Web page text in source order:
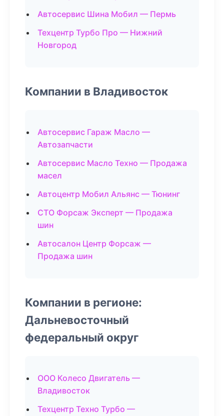
Автосервис Шина Мобил — Пермь
Техцентр Турбо Про — Нижний
Новгород
Компании в Владивосток
Автосервис Гараж Масло —
Автозапчасти
Автосервис Масло Техно — Продажа
масел
Автоцентр Мобил Альянс — Тюнинг
СТО Форсаж Эксперт — Продажа
шин
Автосалон Центр Форсаж —
Продажа шин
Компании в регионе:
Дальневосточный
федеральный округ
ООО Колесо Двигатель —
Владивосток
Техцентр Техно Турбо —